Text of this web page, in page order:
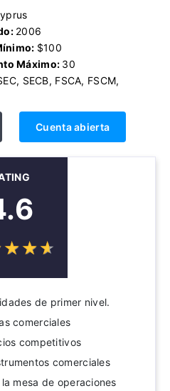
2006
$100
Máximo: 30
SECB, FSCA, FSCM,
Cuenta abierta
☆☆☆
★★★
de primer nivel.
comerciales
competitivos
comerciales
mesa de operaciones